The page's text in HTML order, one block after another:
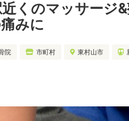
近くのマッサージ
みに
院 市町村 東村山市